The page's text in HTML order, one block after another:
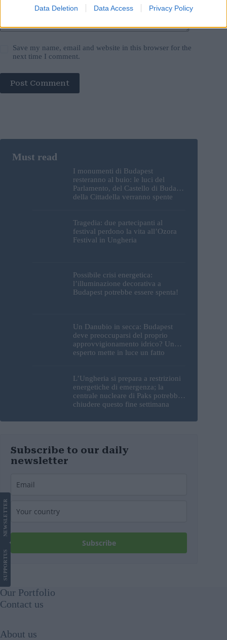
Data Deletion Data Access Privacy Policy
Save my name, email and website in this browser for the
next time I comment.
Post Comment
I monumenti di Budapest
resteranno al buio: le luci del
Parlamento, del Castello di Buda e
della Cittadella verranno spente
Tragedia: due partecipanti al
festival perdono la vita all’Ozora
Festival in Ungheria
Possibile crisi energetica:
l’illuminazione decorativa a
Budapest potrebbe essere spenta!
Un Danubio in secca: Budapest
deve preoccuparsi del proprio
approvvigionamento idrico? Un
esperto mette in luce un fatto
L’Ungheria si prepara a restrizioni
energetiche di emergenza; la
centrale nucleare di Paks potrebbe
chiudere questo fine settimana
Subscribe to our daily
newsletter
Subscribe
SUPPORT
US
NEWS
LETTER
Our Portfolio
Contact us
About us